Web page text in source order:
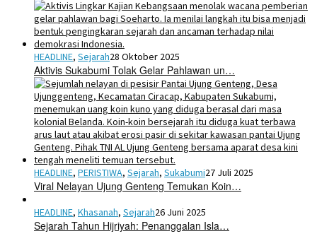
HEADLINE, Sejarah28 Oktober 2025
Aktivis Sukabumi Tolak Gelar Pahlawan un…
HEADLINE, PERISTIWA, Sejarah, Sukabumi27 Juli 2025
Viral Nelayan Ujung Genteng Temukan Koin…
HEADLINE, Khasanah, Sejarah26 Juni 2025
Sejarah Tahun Hijriyah: Penanggalan Isla…